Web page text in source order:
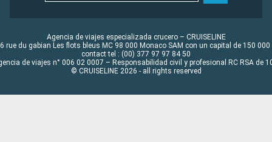
Agencia de viajes especializada crucero – CRUISELINE
rue du gabian Les flots bleus MC 98 000 Monaco SAM con un capital de 150 000
contact tel : (00) 377 97 97 84 50
de viajes n° 006 02 0007 – Responsabilidad civil y profesional RC RSA de
© CRUISELINE 2026 - all rights reserved